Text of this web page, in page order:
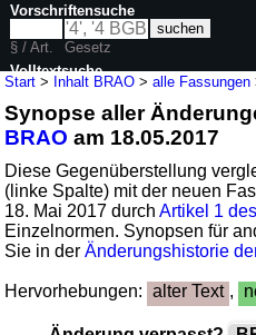
Start > Inhalt BRAO >alle Fassungen
Synopse aller
BRAO am 18.05.2017
Diese Gegenüberstellung
(linke Spalte) mit der neuen
18. Mai 2017 durchArtikel 1
Einzelnormen. Synopsen für
Sie in derÄnderungshistorie
Hervorhebungen: alter Text ,
Vorschriftensuche
§ / Art.
Gesetz
Volltextsuche
nur in BRAO